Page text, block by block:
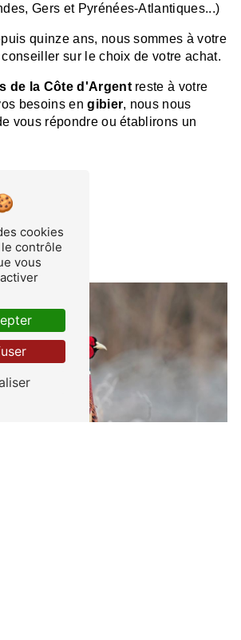
Gers et Pyrénées-Atlantiques...)
quinze ans, nous sommes à votre
sur le choix de votre achat.
de la Côte d'Argentreste à votre
besoins engibier, nous nous
vous répondre ou établirons un
cookies
contrôle
vous